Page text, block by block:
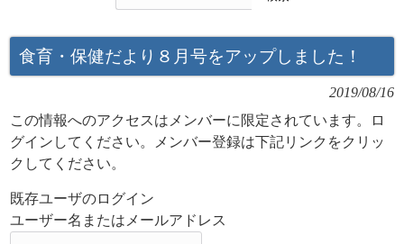
食育・保健だより８月号をアップしました！
2019/08/16
この情報へのアクセスはメンバーに限定されています。ロ
グインしてください。メンバー登録は下記リンクをクリッ
クしてください。
既存ユーザのログイン
ユーザー名またはメールアドレス